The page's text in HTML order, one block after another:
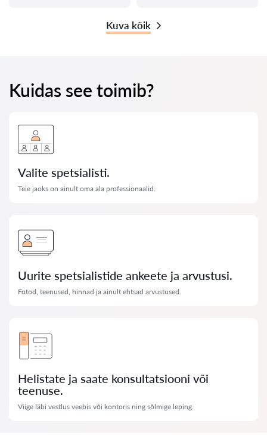
Kuva kõik
Kuidas see toimib?
Valite spetsialisti.
Teie jaoks on ainult oma ala professionaalid.
Uurite spetsialistide ankeete ja arvustusi.
Fotod, teenused, hinnad ja ainult ehtsad arvustused.
Helistate ja saate konsultatsiooni või
teenuse.
Viige läbi vestlus veebis või kontoris ning sõlmige leping.